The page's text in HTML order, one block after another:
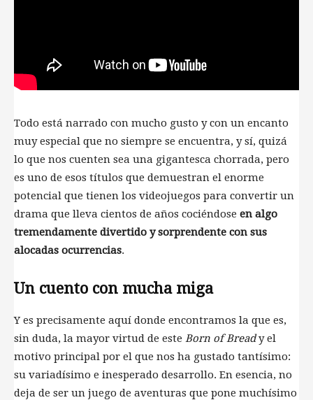
Todo está narrado con mucho gusto y con un encanto
muy especial que no siempre se encuentra, y sí, quizá
lo que nos cuenten sea una gigantesca chorrada, pero
es uno de esos títulos que demuestran el enorme
potencial que tienen los videojuegos para convertir un
drama que lleva cientos de años cociéndose en algo
tremendamente divertido y sorprendente con sus
alocadas ocurrencias.
Un cuento con mucha miga
Y es precisamente aquí donde encontramos la que es,
sin duda, la mayor virtud de este Born of Bready el
motivo principal por el que nos ha gustado tantísimo:
su variadísimo e inesperado desarrollo. En esencia, no
deja de ser un juego de aventuras que pone muchísimo